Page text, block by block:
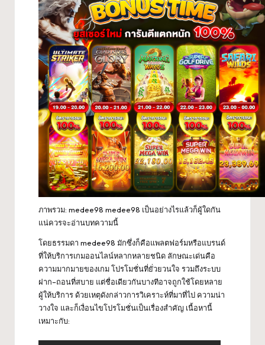
ภาพรวม: medee98 medee98 เป็นอย่างไรแล้วก็ผู้ใดกัน
แน่ควรจะอ่านบทความนี้
โดยธรรมดา medee98 มักซึ่งก็คือแพลตฟอร์มหรือแบรนด์
ที่ให้บริการเกมออนไลน์หลากหลายชนิด ลักษณะเด่นคือ
ความมากมายของเกม โปรโมชั่นที่ยั่วยวนใจ รวมถึงระบบ
ฝาก–ถอนที่สบาย แต่ชื่อเดียวกันบางทีอาจถูกใช้โดยหลาย
ผู้ให้บริการ ด้วยเหตุดังกล่าวการวิเคราะห์ที่มาที่ไป ความน่า
วางใจ และก็เงื่อนไขโปรโมชั่นเป็นเรื่องสำคัญ เนื้อหานี้
เหมาะกับ: